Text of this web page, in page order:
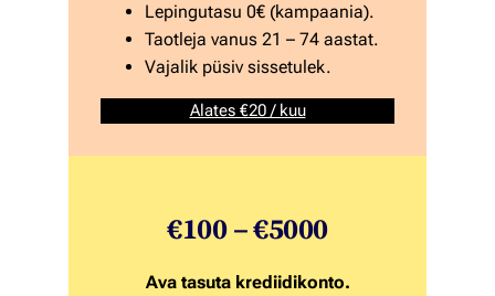
Lepingutasu 0€ (kampaania).
Taotleja vanus 21 – 74 aastat.
Vajalik püsiv sissetulek.
Alates €20 / kuu
€100 – €5000
Ava tasuta krediidikonto.